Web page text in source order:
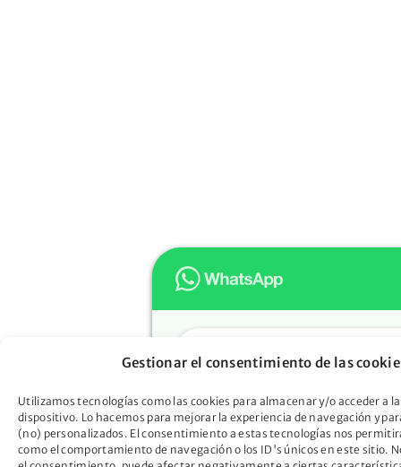
Gestionar el consentimiento de las
Utilizamos tecnologías como las cookies para almacenar y/o acceder a
dispositivo. Lo hacemos para mejorar la experiencia de navegación y
(no) personalizados. El consentimiento a estas tecnologías nos
como el comportamiento de navegación o los ID's únicos en este sitio.
Hola
Oportunidad. ¿En qué
ayudarte?
Descubre cómo la Ley de